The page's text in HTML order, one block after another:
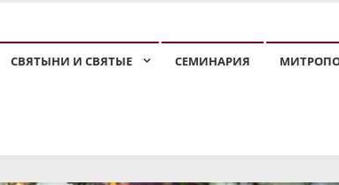
СВЯТЫНИ И СВЯТЫЕ СЕМИНАРИЯ